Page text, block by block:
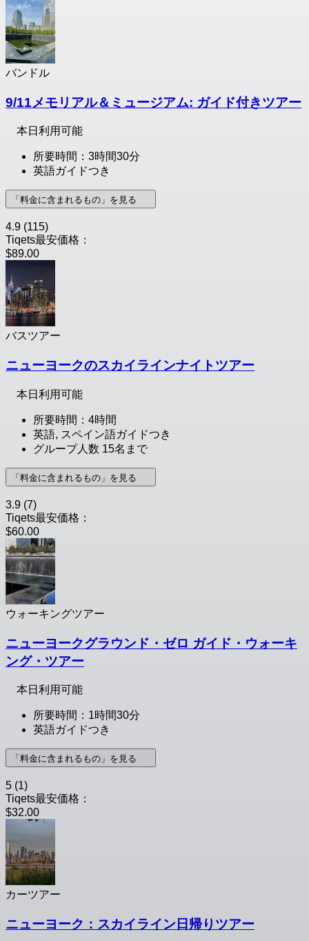
バンドル
9/11メモリアル＆ミュージアム: ガイド付きツアー
本日利用可能
所要時間：3時間30分
英語ガイドつき
「料金に含まれるもの」を見る
4.9 (115)
Tiqets最安価格：
$89.00
バスツアー
ニューヨークのスカイラインナイトツアー
本日利用可能
所要時間：4時間
英語, スペイン語ガイドつき
グループ人数 15名まで
「料金に含まれるもの」を見る
3.9 (7)
Tiqets最安価格：
$60.00
ウォーキングツアー
ニューヨークグラウンド・ゼロ ガイド・ウォーキ
ング・ツアー
本日利用可能
所要時間：1時間30分
英語ガイドつき
「料金に含まれるもの」を見る
5 (1)
Tiqets最安価格：
$32.00
カーツアー
ニューヨーク：スカイライン日帰りツアー